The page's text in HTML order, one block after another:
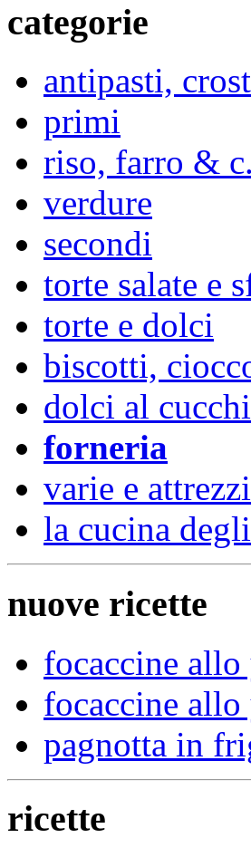
categorie
antipasti,
primi
riso, farro & c.
verdure
secondi
torte salate e
torte e dolci
biscotti,
dolci al
forneria
varie e attrezzi
la cucina
nuove ricette
focaccine
focaccine
pagnotta in
ricette